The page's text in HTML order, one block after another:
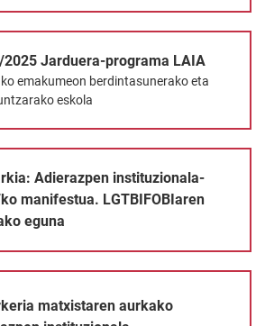
2025 Jarduera-programa LAIA
emakumeon berdintasunerako eta
eskola
Adierazpen instituzionala-
manifestua. LGTBIFOBIaren
eguna
matxistaren aurkako